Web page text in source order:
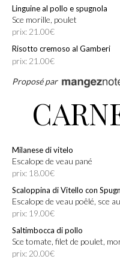
Linguine al pollo e spugnola
Sce morille, poulet
prix: 21.00€
Risotto cremoso al Gamberi
prix: 21.00€
Proposé par
Milanese di vitelo
Escalope de veau pané
prix: 18.00€
Scaloppina di Vitello con
Escalope de veau poêlé, sce
prix: 19.00€
Saltimbocca di pollo
Sce tomate, filet de poulet,
prix: 20.00€